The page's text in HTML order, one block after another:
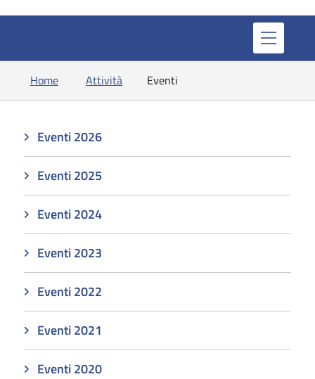
Home Attività Eventi
Eventi 2026
Eventi 2025
Eventi 2024
Eventi 2023
Eventi 2022
Eventi 2021
Eventi 2020